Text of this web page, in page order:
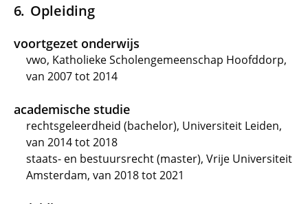
Opleiding
voortgezet onderwijs
vwo, Katholieke Scholengemeenschap Hoofddorp,
van 2007 tot 2014
academische studie
rechtsgeleerdheid (bachelor), Universiteit Leiden,
van 2014 tot 2018
staats- en bestuursrecht (master), Vrije Universiteit
Amsterdam, van 2018 tot 2021